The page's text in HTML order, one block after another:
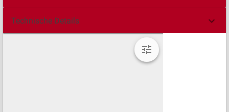
Technische Details